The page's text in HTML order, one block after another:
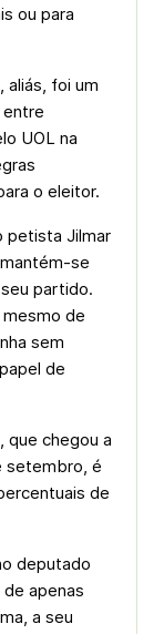
ou para
aliás, foi um
UOL na
o eleitor.
petista Jilmar
se
partido.
de
sem
de
que chegou a
setembro, é
de
deputado
apenas
a seu